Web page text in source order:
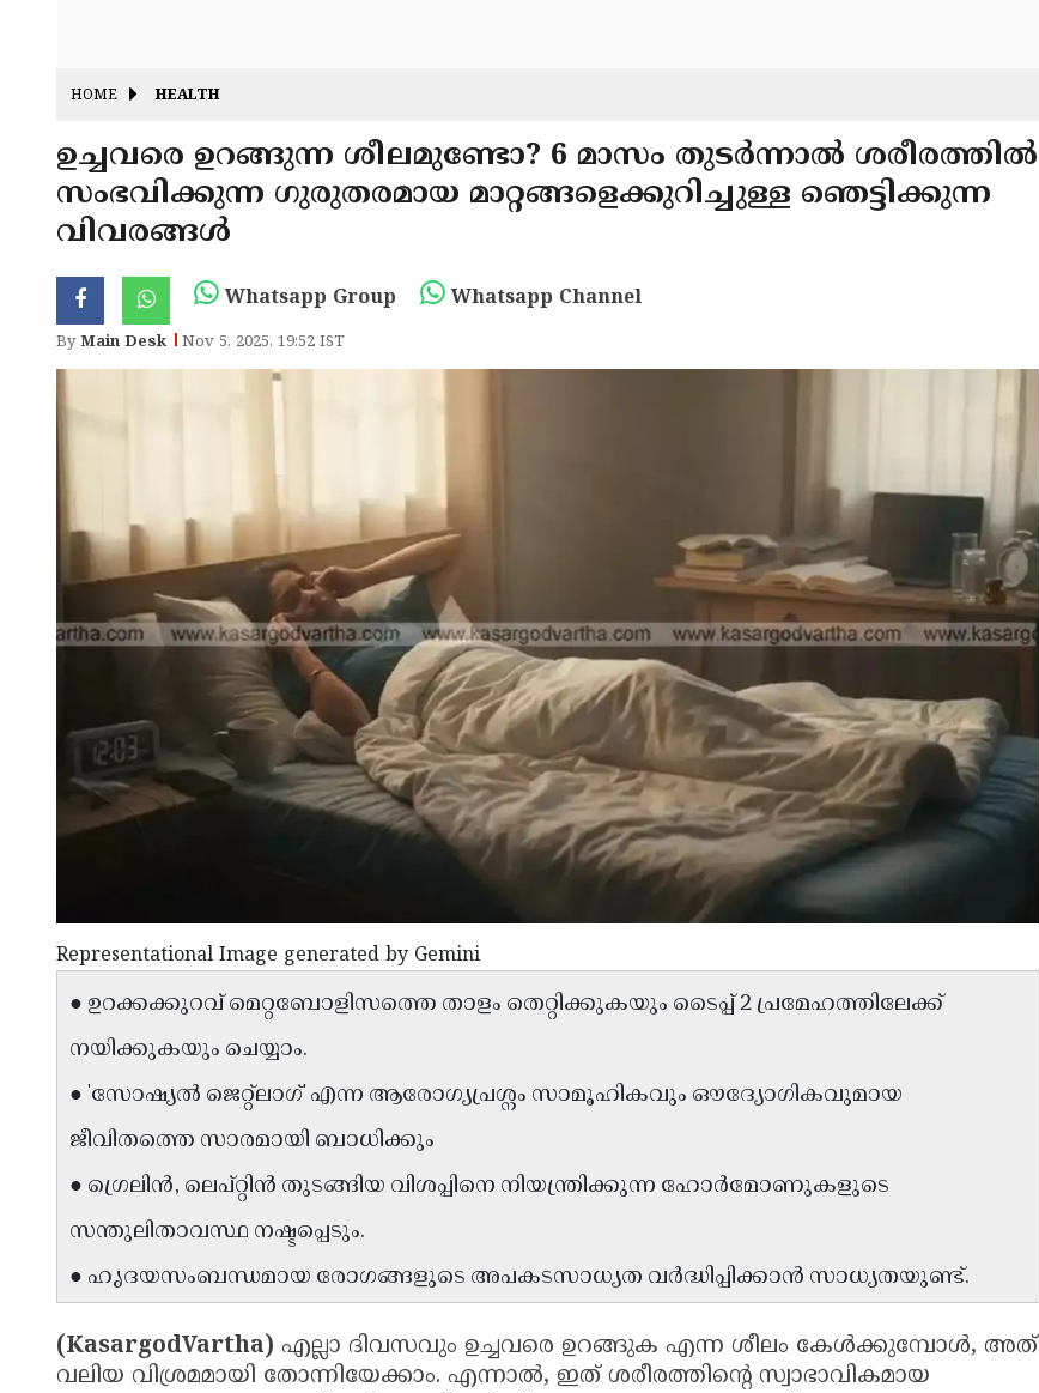
HOME HEALTH
ഉച്ചവരെ ഉറങ്ങുന്ന ശീലമുണ്ടോ? 6 മാസം തുടർന്നാൽ ശരീരത്തിൽ
സംഭവിക്കുന്ന ഗുരുതരമായ മാറ്റങ്ങളെക്കുറിച്ചുള്ള ഞെട്ടിക്കുന്ന
വിവരങ്ങൾ
Whatsapp Group Whatsapp Channel
ByMain Desk Nov 5, 2025, 19:52 IST
Representational Image generated by Gemini
● ഉറക്കക്കുറവ് മെറ്റബോളിസത്തെ താളം തെറ്റിക്കുകയും ടൈപ്പ് 2 പ്രമേഹത്തിലേക്ക്
നയിക്കുകയും ചെയ്യാം.
● 'സോഷ്യൽ ജെറ്റ്‌ലാഗ്' എന്ന ആരോഗ്യപ്രശ്നം സാമൂഹികവും ഔദ്യോഗികവുമായ
ജീവിതത്തെ സാരമായി ബാധിക്കും
● ഗ്രെലിൻ, ലെപ്റ്റിൻ തുടങ്ങിയ വിശപ്പിനെ നിയന്ത്രിക്കുന്ന ഹോർമോണുകളുടെ
സന്തുലിതാവസ്ഥ നഷ്ടപ്പെടും.
● ഹൃദയസംബന്ധമായ രോഗങ്ങളുടെ അപകടസാധ്യത വർദ്ധിപ്പിക്കാൻ സാധ്യതയുണ്ട്.
(KasargodVartha) എല്ലാ ദിവസവും ഉച്ചവരെ ഉറങ്ങുക എന്ന ശീലം കേൾക്കുമ്പോൾ, അത്
വലിയ വിശ്രമമായി തോന്നിയേക്കാം. എന്നാൽ, ഇത് ശരീരത്തിൻ്റെ സ്വാഭാവികമായ